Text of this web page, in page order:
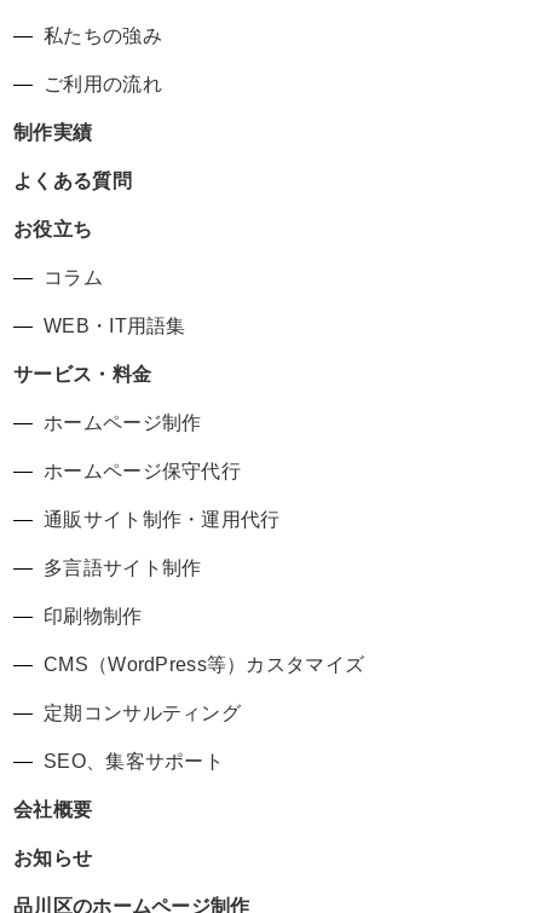
私たちの強み
ご利用の流れ
制作実績
よくある質問
お役立ち
コラム
WEB・IT用語集
サービス・料金
ホームページ制作
ホームページ保守代行
通販サイト制作・運用代行
多言語サイト制作
印刷物制作
CMS（WordPress等）カスタマイズ
定期コンサルティング
SEO、集客サポート
会社概要
お知らせ
品川区のホームページ制作